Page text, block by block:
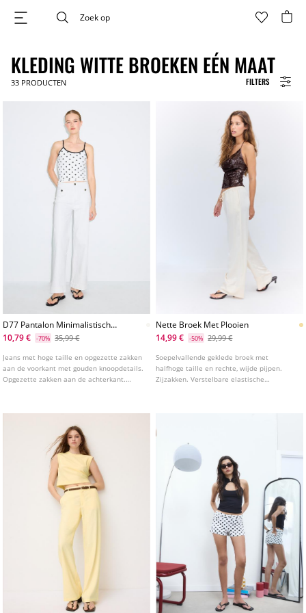
FILTERS
KLEDING WITTE BROEKEN EÉN MAAT
33 PRODUCTEN
D77 Pantalon Minimalistisch
Zakken L01477778
10,79 € -70% 35,99 €
Jeans met hoge taille en opgezette zakken
aan de voorkant met gouden knoopdetails.
Opgezette zakken aan de achterkant.
knoop.
Nette Broek Met Plooien
14,99 €
-50% 29,99 €
Soepelvallende geklede broek met
halfhoge taille en rechte, wijde pijpen.
Zijzakken. Verstelbare elastische